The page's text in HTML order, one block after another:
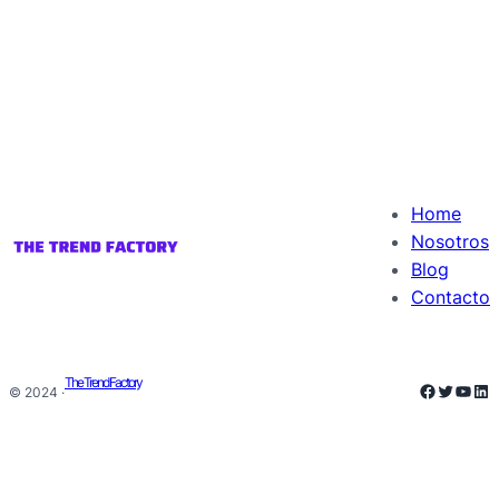
Home
Nosotros
Blog
Contacto
© 2024 ·
The Trend Factory Twitter